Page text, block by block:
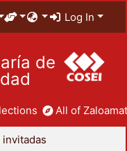
Log In
de
All of